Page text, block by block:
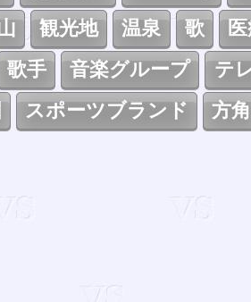
観光地 温泉 歌
歌手 音楽グループ
テ
スポーツブランド 方角